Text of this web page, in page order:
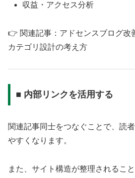
収益・アクセス分析
👉 関連記事：アドセンスブログ改
カテゴリ設計の考え方
■ 内部リンクを活用する
関連記事同士をつなぐことで、読
やすくなります。
また、サイト構造が整理されるこ